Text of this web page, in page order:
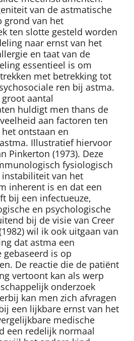
van de astmatische
grond van het
ten slotte gesteld worden
naar ernst van het
en taat van de
essentieel is om
met betrekking tot
ren bij astma.
aantal
huldigt men thans de
aan factoren ten
ontstaan en
Illustratief hiervoor
Pinkerton (1973). Deze
fysiologisch
van het
inherent is en dat een
bij een infectueuze,
en psychologische
bij de visie van Creer
wil ik ook uitgaan van
dat astma een
is op
De reactie die de patiënt
vertoont kan als werp
onderzoek
kan men zich afvragen
een lijkbare ernst van het
medische
een redelijk normaal